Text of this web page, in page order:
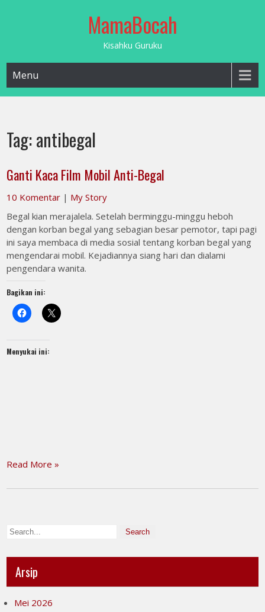
MamaBocah
Kisahku Guruku
Menu
Tag:antibegal
Ganti Kaca Film Mobil Anti-Begal
10 Komentar | My Story
Begal kian merajalela. Setelah berminggu-minggu heboh
dengan korban begal yang sebagian besar pemotor, tapi pagi
ini saya membaca di media sosial tentang korban begal yang
mengendarai mobil. Kejadiannya siang hari dan dialami
pengendara wanita.
Bagikan ini:
Menyukai ini:
Read More »
Arsip
Mei 2026